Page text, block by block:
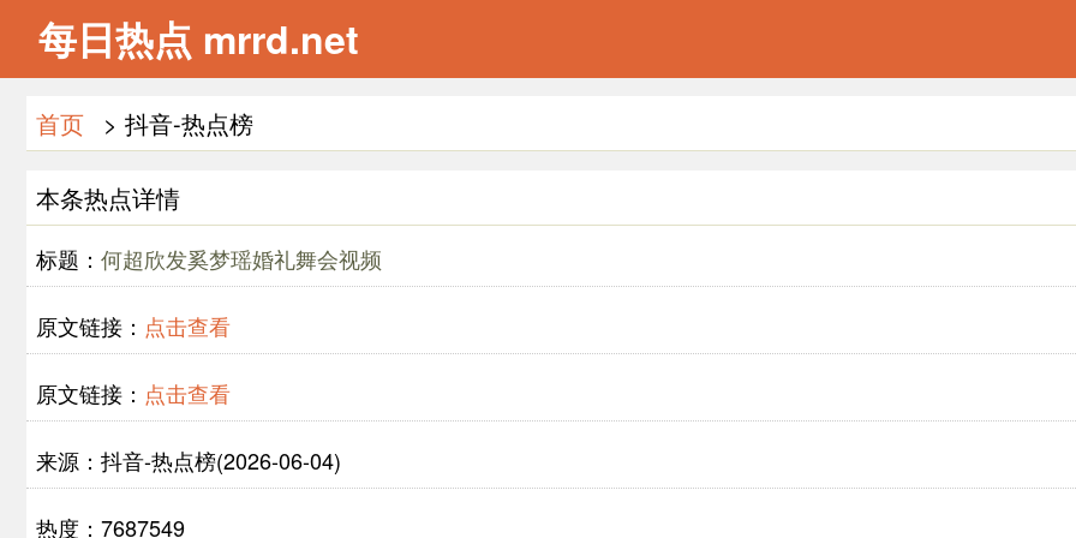
每日热点 mrrd.net
首页 > 抖音-热点榜
本条热点详情
标题： 何超欣发奚梦瑶婚礼舞会视频
原文链接： 点击查看
原文链接： 点击查看
来源：抖音-热点榜(2026-06-04)
热度：7687549